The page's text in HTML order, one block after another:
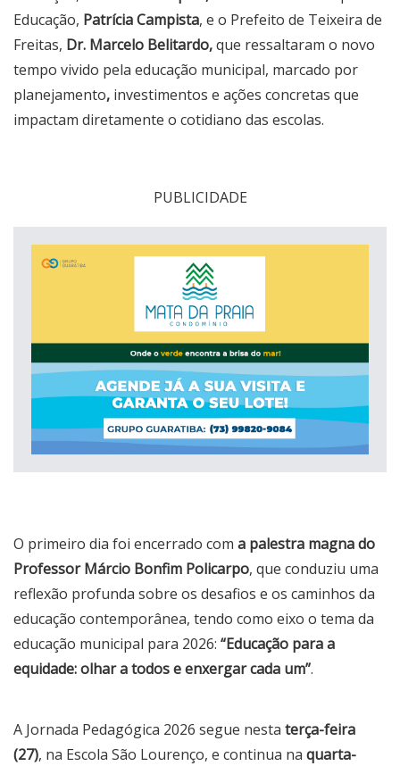
Educação, Patrícia Campista, e o Prefeito de Teixeira de
Freitas, Dr. Marcelo Belitardo,que ressaltaram o novo
tempo vivido pela educação municipal, marcado por
planejamento, investimentos e ações concretas que
impactam diretamente o cotidiano das escolas.
PUBLICIDADE
O primeiro dia foi encerrado com a palestra magna do
Professor Márcio Bonfim Policarpo, que conduziu uma
reflexão profunda sobre os desafios e os caminhos da
educação contemporânea, tendo como eixo o tema da
educação municipal para 2026: “Educação para a
equidade: olhar a todos e enxergar cada um”.
A Jornada Pedagógica 2026 segue nesta terça-feira
(27), na Escola São Lourenço, e continua na quarta-